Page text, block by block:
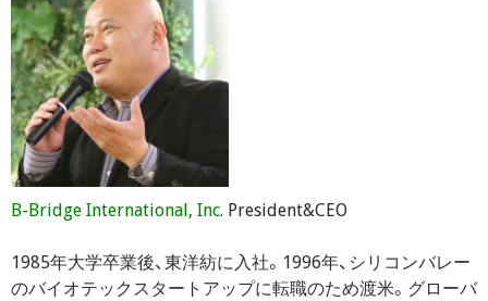
B-Bridge International, Inc. President&CEO
1985年大学卒業後、東洋紡に入社。1996年、シリコンバレー
のバイオテックスタートアップに転職のため渡米。グローバ